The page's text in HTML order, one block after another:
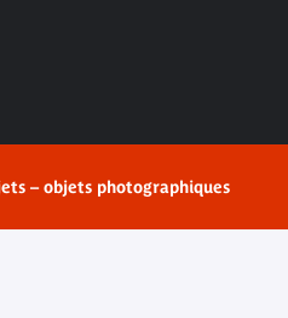
– objets photographiques